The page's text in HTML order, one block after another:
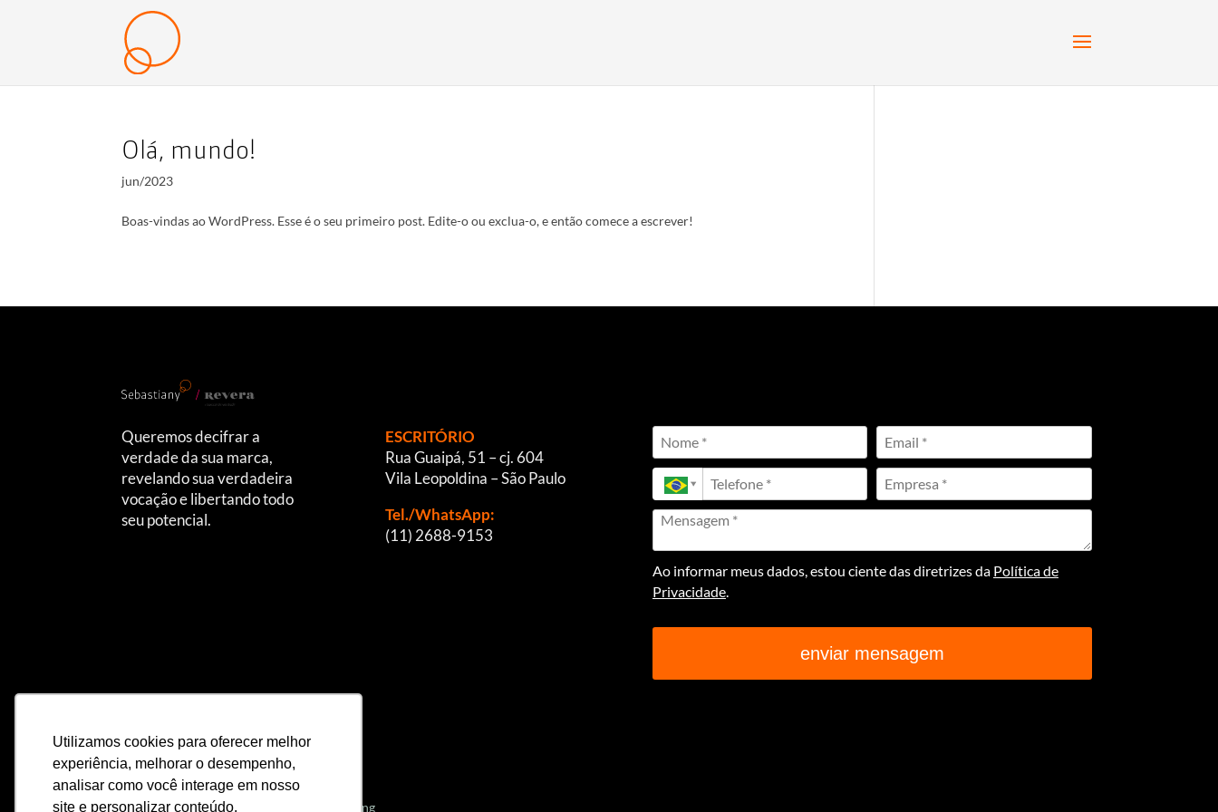
Utilizamos cookies para oferecer melhor
experiência, melhorar o desempenho,
analisar como você interage em nosso
site e personalizar conteúdo.
Olá, mundo!
jun/2023
Boas-vindas ao WordPress. Esse é o seu primeiro post. Edite-o ou exclua-o, e então comece a escrever!
Queremos decifrar a
verdade da sua marca,
revelando sua verdadeira
vocação e libertando todo
seu potencial.
ESCRITÓRIO
Rua Guaipá, 51 – cj. 604
Vila Leopoldina – São Paulo
Tel./WhatsApp:
(11) 2688-9153
Ao informar meus dados, estou ciente das diretrizes da Política de
Privacidade.
enviar mensagem
Criação e produçãoFavus Design & Branding